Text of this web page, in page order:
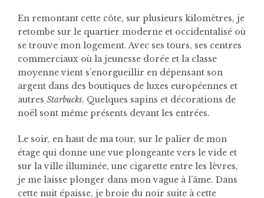
En remontant cette côte, sur plusieurs kilomètres, je
retombe sur le quartier moderne et occidentalisé où
se trouve mon logement. Avec ses tours, ses centres
commerciaux où la jeunesse dorée et la classe
moyenne vient s’enorgueillir en dépensant son
argent dans des boutiques de luxes européennes et
autres Starbucks. Quelques sapins et décorations de
noël sont même présents devant les entrées.
Le soir, en haut de ma tour, sur le palier de mon
étage qui donne une vue plongeante vers le vide et
sur la ville illuminée, une cigarette entre les lèvres,
je me laisse plonger dans mon vague à l’âme. Dans
cette nuit épaisse, je broie du noir suite à cette